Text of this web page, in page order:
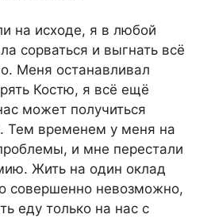
на исходе, я в любой
сорваться и выгнать всё
Меня останавливал
Костю, я всё ещё
может получиться
Тем временем у меня на
и мне перестали
Жить на один оклад
совершенно невозможно,
еду только на нас с